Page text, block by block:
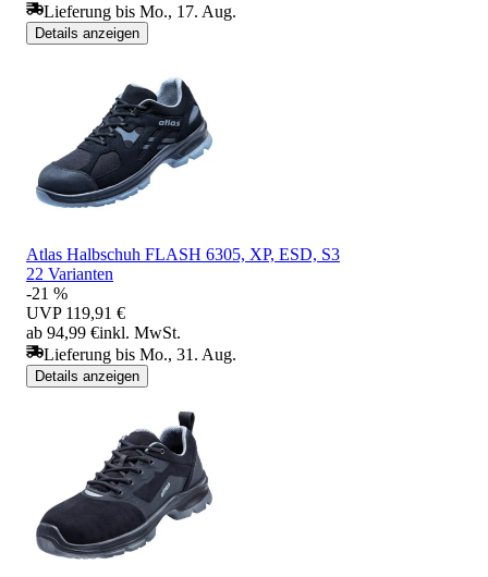
Lieferung bis Mo., 17. Aug.
Details anzeigen
Atlas Halbschuh FLASH 6305, XP, ESD, S3
22 Varianten
-21 %
UVP 119,91 €
ab 94,99 €inkl. MwSt.
Lieferung bis Mo., 31. Aug.
Details anzeigen